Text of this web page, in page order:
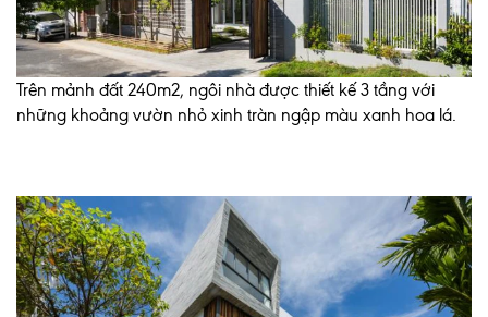
Trên mảnh đất 240m2, ngôi nhà được thiết kế 3 tầng với
những khoảng vườn nhỏ xinh tràn ngập màu xanh hoa lá.